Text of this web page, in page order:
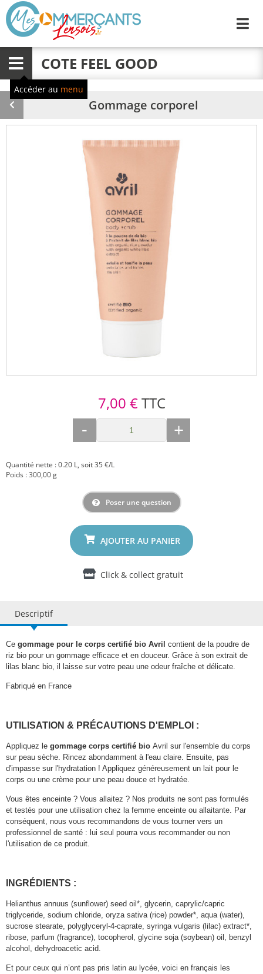
Menu COTE FEEL GOOD
Accéder au menu
Produit
précédent
Gommage corporel
7,00 €TTC
- +
Quantité nette : 0.20 L, soit 35 €/L
Poids : 300,00 g
Poser une question
Click & collect gratuit
Descriptif
Ce gommage pour le corps certifié bio Avril contient de la poudre de
riz bio pour un gommage efficace et en douceur. Grâce à son extrait de
lilas blanc bio, il laisse sur votre peau une odeur fraîche et délicate.
Fabriqué en France
UTILISATION & PRÉCAUTIONS D'EMPLOI :
Appliquez le gommage corps certifié bio Avril sur l'ensemble du corps
sur peau sèche. Rincez abondamment à l'eau claire. Ensuite, pas
d'impasse sur l'hydratation ! Appliquez généreusement un lait pour le
corps ou une crème pour une peau douce et hydratée.
Vous êtes enceinte ? Vous allaitez ? Nos produits ne sont pas formulés
et testés pour une utilisation chez la femme enceinte ou allaitante. Par
conséquent, nous vous recommandons de vous tourner vers un
professionnel de santé : lui seul pourra vous recommander ou non
l'utilisation de ce produit.
INGRÉDIENTS :
Helianthus annuus (sunflower) seed oil*, glycerin, caprylic/capric
triglyceride, sodium chloride, oryza sativa (rice) powder*, aqua (water),
sucrose stearate, polyglyceryl-4-caprate, syringa vulgaris (lilac) extract*,
ribose, parfum (fragrance), tocopherol, glycine soja (soybean) oil, benzyl
alcohol, dehydroacetic acid.
Et pour ceux qui n’ont pas pris latin au lycée, voici en français les